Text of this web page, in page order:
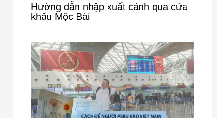
Hướng dẫn nhập xuất cảnh qua cửa
khẩu Mộc Bài